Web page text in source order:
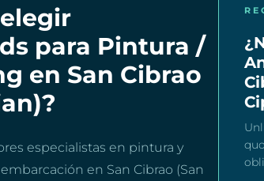
para Pintura /
en San Cibrao
especialistas en pintura y
en San Cibrao (San